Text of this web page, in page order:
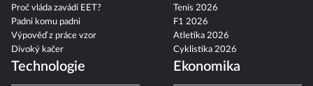
Proč vláda zavádí EET?
Padni komu padni
Výpověď z práce vzor
Divoký kačer
Tenis 2026
F1 2026
Atletika 2026
Cyklistika 2026
Technologie Ekonomika